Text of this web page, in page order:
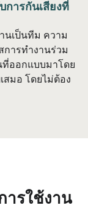
การกันเสียงที่
นเป็นทีม ความ
การทำงานร่วม
ที่ออกแบบมาโดย
มอ โดยไม่ต้อง
ารใช้งาน